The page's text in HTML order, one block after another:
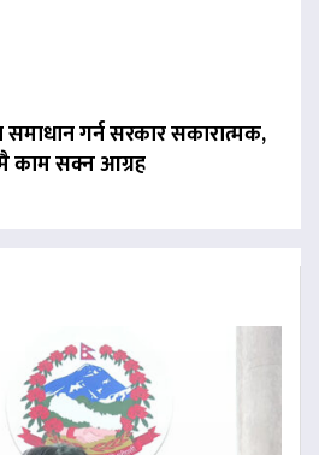
समाधान गर्न सरकार सकारात्मक,
काम सक्न आग्रह